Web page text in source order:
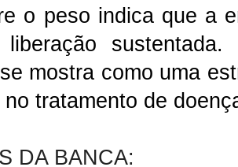
o peso indica que a
mostra como uma
tratamento de
DA BANCA: